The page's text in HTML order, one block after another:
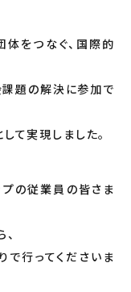
をつなぐ、国際的
題の解決に参加で
て実現しました。
の従業員の皆さま
行ってくださいま